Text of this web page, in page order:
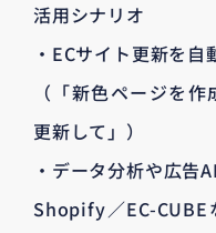
活用シナリオ
・ECサイト更新を自
（「新色ページを
更新して」）
・データ分析や広告
Shopify／EC-CUBE